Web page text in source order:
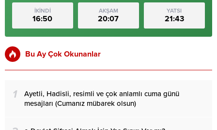
İKİNDİ
16:50
AKŞAM
20:07
YATSI
21:43
Bu Ay Çok Okunanlar
1
Ayetli, Hadisli, resimli ve çok anlamlı cuma günü
mesajları (Cumanız mübarek olsun)